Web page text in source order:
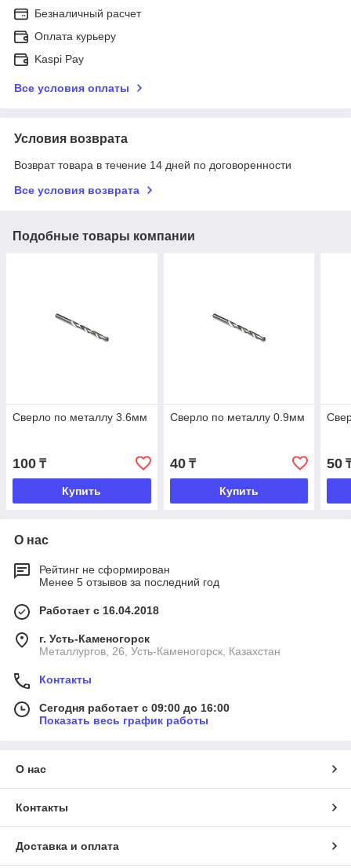
Безналичный расчет
Оплата курьеру
Kaspi Pay
Все условия оплаты
Условия возврата
Возврат товара в течение 14 дней по договоренности
Все условия возврата
Подобные товары компании
Сверло по металлу 3.6мм
100 ₸
Купить
Сверло по металлу 0.9мм
40₸
Купить
50
О нас
Рейтинг не сформирован
Менее 5 отзывов за последний год
Работает с 16.04.2018
г. Усть-Каменогорск
Металлургов, 26, Усть-Каменогорск, Казахстан
Контакты
Сегодня работает с 09:00 до 16:00
Показать весь график работы
О нас
Контакты
Доставка и оплата